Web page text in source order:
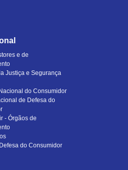
e de
Justiça e Segurança
do Consumidor
de Defesa do
- Órgãos de
do Consumidor